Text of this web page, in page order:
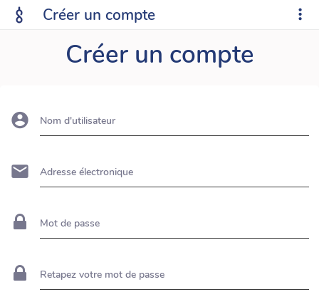
Créer un compte
Créer un compte
Nom d'utilisateur
Adresse électronique
Mot de passe
Retapez votre mot de passe